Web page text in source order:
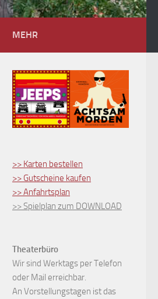
MEHR
>> Karten bestellen
>> Gutscheine kaufen
>> Anfahrtsplan
>> Spielplan zum DOWNLOAD
Theaterbüro
Wir sind Werktags per Telefon
oder Mail erreichbar.
An Vorstellungstagen ist das